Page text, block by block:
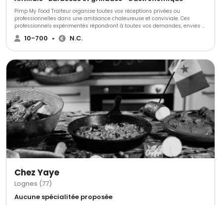
Pimp My Food Traiteur organise toutes vos réceptions privées ou
professionnelles dans une ambiance chaleureuse et conviviale. Ces
professionnels expérimentés répondront à toutes vos demandes, envies et
s’adapteront à toutes vos exigences pour réaliser exactement ce que vous
souhaitez et faire de votre projet un moment inoubliable et unique.
10-700 • N.C.
Chez Yaye
Lognes (77)
Aucune spécialitée proposée